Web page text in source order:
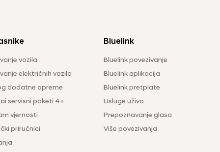
vozila
električnih vozila
dodatne opreme
servisni paketi 4+
vjernosti
priručnici
Bluelink
Bluelink povezivanje
Bluelink aplikacija
Bluelink pretplate
Usluge uživo
Prepoznavanje glasa
Više povezivanja